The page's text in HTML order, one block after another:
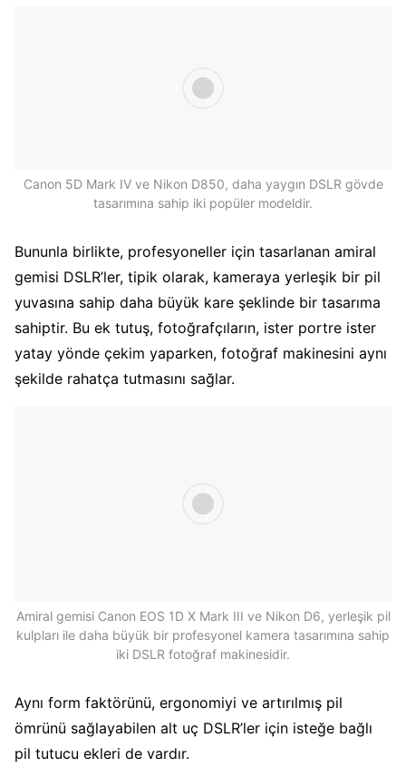
Canon 5D Mark IV ve Nikon D850, daha yaygın DSLR gövde
tasarımına sahip iki popüler modeldir.
Bununla birlikte, profesyoneller için tasarlanan amiral
gemisi DSLR’ler, tipik olarak, kameraya yerleşik bir pil
yuvasına sahip daha büyük kare şeklinde bir tasarıma
sahiptir. Bu ek tutuş, fotoğrafçıların, ister portre ister
yatay yönde çekim yaparken, fotoğraf makinesini aynı
şekilde rahatça tutmasını sağlar.
Amiral gemisi Canon EOS 1D X Mark III ve Nikon D6, yerleşik pil
kulpları ile daha büyük bir profesyonel kamera tasarımına sahip
iki DSLR fotoğraf makinesidir.
Aynı form faktörünü, ergonomiyi ve artırılmış pil
ömrünü sağlayabilen alt uç DSLR’ler için isteğe bağlı
pil tutucu ekleri de vardır.